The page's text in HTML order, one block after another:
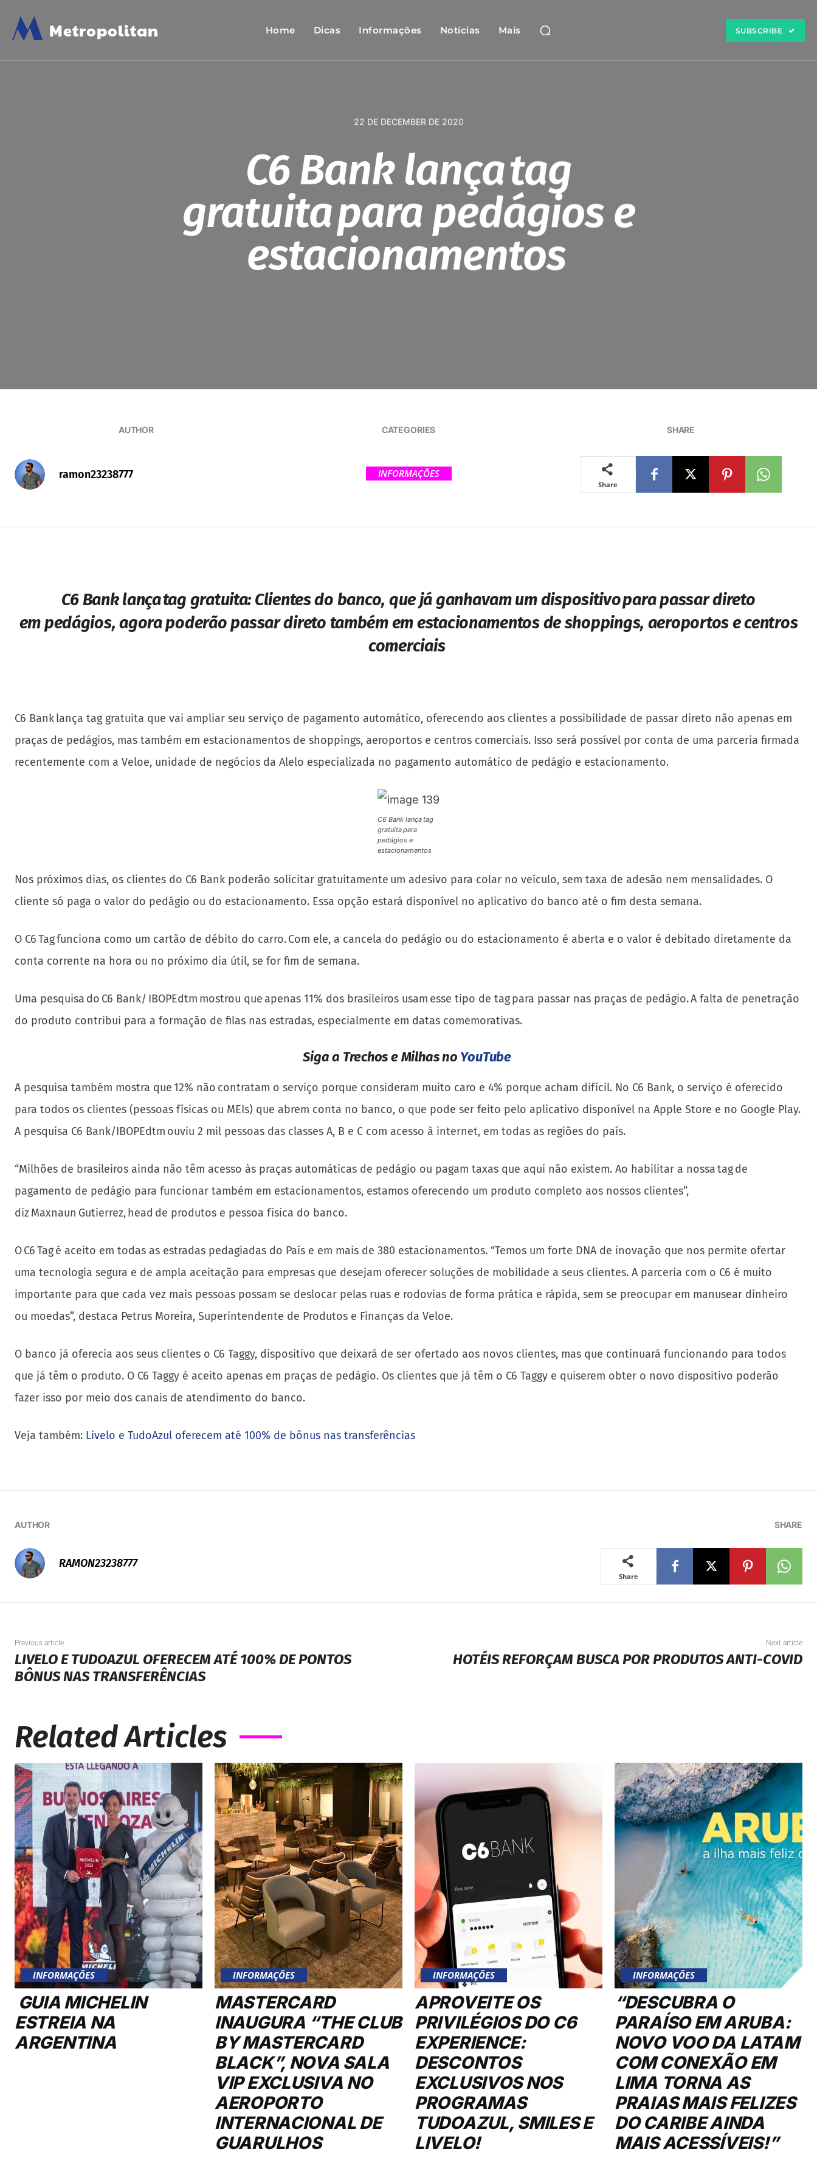
M Metropolitan Home Dicas Informações Notícias Mais SUBSCRIBE
22 DE DECEMBER DE 2020
C6 Bank lança tag
gratuita para pedágios e
estacionamentos
AUTHOR
ramon23238777
CATEGORIES
INFORMAÇÕES
SHARE
Share
C6 Bank lança tag gratuita:Clientes do banco, que já ganhavam um dispositivo para passar direto
em pedágios, agora poderão passar direto também em estacionamentos de shoppings, aeroportos e centros
comerciais
C6 Bank lança tag gratuita que vai ampliar seu serviço de pagamento automático, oferecendo aos clientes a possibilidade de passar direto não apenas em
praças de pedágios, mas também em estacionamentos de shoppings, aeroportos e centros comerciais. Isso será possível por conta de uma parceria firmada
recentemente com a Veloe, unidade de negócios da Alelo especializada no pagamento automático de pedágio e estacionamento.
C6 Bank lança tag
gratuita para
pedágios e
estacionamentos
Nos próximos dias, os clientes do C6 Bank poderão solicitar gratuitamente um adesivo para colar no veículo, sem taxa de adesão nem mensalidades. O
cliente só paga o valor do pedágio ou do estacionamento. Essa opção estará disponível no aplicativo do banco até o fim desta semana.
O C6 Tag funciona como um cartão de débito do carro. Com ele, a cancela do pedágio ou do estacionamento é aberta e o valor é debitado diretamente da
conta corrente na hora ou no próximo dia útil, se for fim de semana.
Uma pesquisa do C6 Bank/ IBOPEdtm mostrou que apenas 11% dos brasileiros usam esse tipo de tag para passar nas praças de pedágio. A falta de penetração
do produto contribui para a formação de filas nas estradas, especialmente em datas comemorativas.
Siga a Trechos e Milhas no YouTube
A pesquisa também mostra que 12% não contratam o serviço porque consideram muito caro e 4% porque acham difícil. No C6 Bank, o serviço é oferecido
para todos os clientes (pessoas físicas ou MEIs) que abrem conta no banco, o que pode ser feito pelo aplicativo disponível na Apple Store e no Google Play.
A pesquisa C6 Bank/IBOPEdtm ouviu 2 mil pessoas das classes A, B e C com acesso à internet, em todas as regiões do país.
“Milhões de brasileiros ainda não têm acesso às praças automáticas de pedágio ou pagam taxas que aqui não existem. Ao habilitar a nossa tag de
pagamento de pedágio para funcionar também em estacionamentos, estamos oferecendo um produto completo aos nossos clientes”,
diz Maxnaun Gutierrez, head de produtos e pessoa física do banco.
O C6 Tag é aceito em todas as estradas pedagiadas do País e em mais de 380 estacionamentos. “Temos um forte DNA de inovação que nos permite ofertar
uma tecnologia segura e de ampla aceitação para empresas que desejam oferecer soluções de mobilidade a seus clientes. A parceria com o C6 é muito
importante para que cada vez mais pessoas possam se deslocar pelas ruas e rodovias de forma prática e rápida, sem se preocupar em manusear dinheiro
ou moedas”, destaca Petrus Moreira, Superintendente de Produtos e Finanças da Veloe.
O banco já oferecia aos seus clientes o C6 Taggy, dispositivo que deixará de ser ofertado aos novos clientes, mas que continuará funcionando para todos
que já têm o produto. O C6 Taggy é aceito apenas em praças de pedágio. Os clientes que já têm o C6 Taggy e quiserem obter o novo dispositivo poderão
fazer isso por meio dos canais de atendimento do banco.
Veja também: Livelo e TudoAzul oferecem até 100% de bônus nas transferências
AUTHOR
RAMON23238777
SHARE
Share
Previous article
LIVELO E TUDOAZUL OFERECEM ATÉ 100% DE PONTOS
BÔNUS NAS TRANSFERÊNCIAS
Next article
HOTÉIS REFORÇAM BUSCA POR PRODUTOS ANTI-COVID
Related Articles
INFORMAÇÕES
GUIA MICHELIN
ESTREIA NA
ARGENTINA
INFORMAÇÕES
MASTERCARD
INAUGURA “THE CLUB
BY MASTERCARD
BLACK”, NOVA SALA
VIP EXCLUSIVA NO
AEROPORTO
INTERNACIONAL DE
GUARULHOS
INFORMAÇÕES
APROVEITE OS
PRIVILÉGIOS DO C6
EXPERIENCE:
DESCONTOS
EXCLUSIVOS NOS
PROGRAMAS
TUDOAZUL, SMILES E
LIVELO!
INFORMAÇÕES
“DESCUBRA O
PARAÍSO EM ARUBA:
NOVO VOO DA LATAM
COM CONEXÃO EM
LIMA TORNA AS
PRAIAS MAIS FELIZES
DO CARIBE AINDA
MAIS ACESSÍVEIS!”